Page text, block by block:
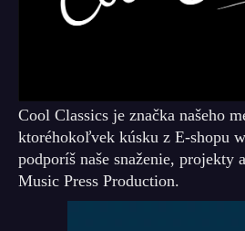
Cool Classics je značka našeho
ktoréhokoľvek kúsku z E-shopu
podporíš naše snaženie, projekty
Music Press Production.